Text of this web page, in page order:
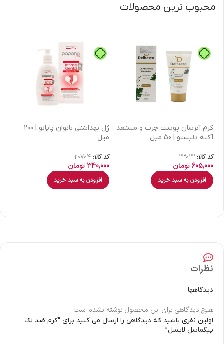
محبوب ترین محصولات
كرم آبرسان پوست چرب و مستعد
آکنه دلبستو | 50 میل
کد کالا: 23022
605,000تومان
افزودن به سبد خرید
ژل بهداشتی بانوان پاپانو | 200
میل
کد کالا: 20704
340,000تومان
افزودن به سبد خرید
نظرات
دیدگاهها
هیچ دیدگاهی برای این محصول نوشته نشده است.
اولین نفری باشید که دیدگاهی را ارسال می کنید برای “کرم ضد لک
پیگماسل لایسل”